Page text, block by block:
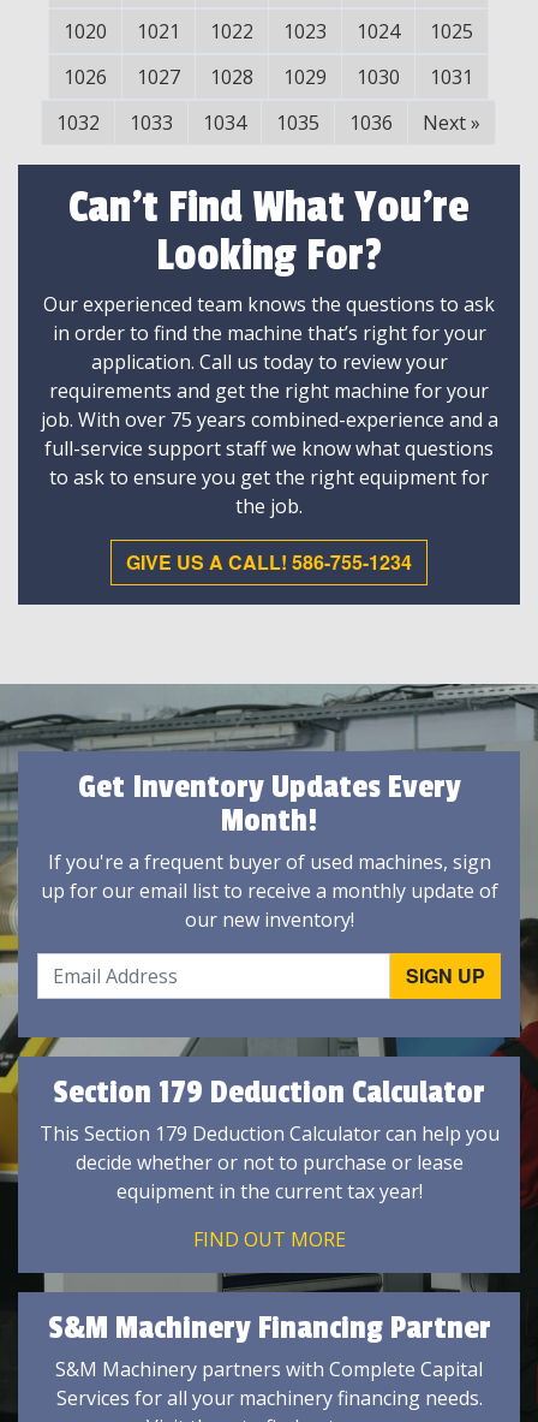
1020
1021 1022 1023 1024
1025
1026
1027 1028 1029 1030
1031
1032
1033 1034 1035 1036 Next»
Can't Find What You're
Looking For?
Our experienced team knows the questions to ask
in order to find the machine that’s right for your
application. Call us today to review your
requirements and get the right machine for your
job. With over 75 years combined-experience and a
full-service support staff we know what questions
to ask to ensure you get the right equipment for
the job.
GIVE US A CALL! 586-755-1234
Get Inventory Updates Every
Month!
If you're a frequent buyer of used machines, sign
up for our email list to receive a monthly update of
our new inventory!
Section 179 Deduction Calculator
This Section 179 Deduction Calculator can help you
decide whether or not to purchase or lease
equipment in the current tax year!
FIND OUT MORE
S&M Machinery Financing Partner
S&M Machinery partners with Complete Capital
Services for all your machinery financing needs.